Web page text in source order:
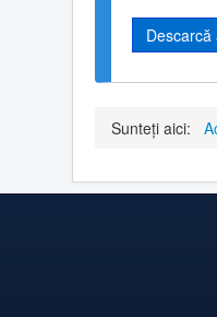
Descarcă
Sunteți aici: